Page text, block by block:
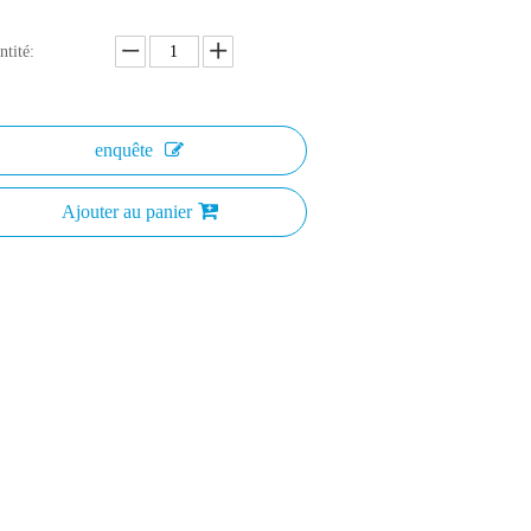
enquête
Ajouter au panier